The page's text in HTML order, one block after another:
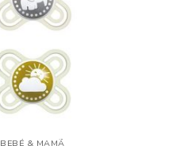
ADICIONAR
DESEJOS
BEBÉ & MAMÃ